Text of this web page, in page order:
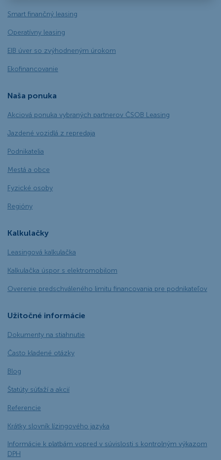
Smart finančný leasing
Operatívny leasing
EIB úver so zvýhodneným úrokom
Ekofinancovanie
Naša ponuka
Akciová ponuka vybraných partnerov ČSOB Leasing
Jazdené vozidlá z repredaja
Podnikatelia
Mestá a obce
Fyzické osoby
Regióny
Kalkulačky
Leasingová kalkulačka
Kalkulačka úspor s elektromobilom
Overenie predschváleného limitu financovania pre podnikateľov
Užitočné informácie
Dokumenty na stiahnutie
Často kladené otázky
Blog
Štatúty súťaží a akcií
Referencie
Krátky slovník lízingového jazyka
Informácie k platbám vopred v súvislosti s kontrolným výkazom
DPH